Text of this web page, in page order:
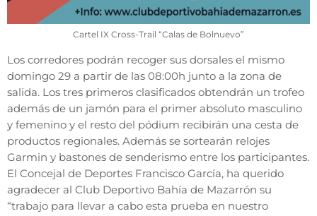
Cartel IX Cross-Trail “Calas de Bolnuevo”
Los corredores podrán recoger sus dorsales el mismo
domingo 29 a partir de las 08:00h junto a la zona de
salida. Los tres primeros clasificados obtendrán un trofeo
además de un jamón para el primer absoluto masculino
y femenino y el resto del pódium recibirán una cesta de
productos regionales. Además se sortearán relojes
Garmin y bastones de senderismo entre los participantes.
El Concejal de Deportes Francisco García, ha querido
agradecer al Club Deportivo Bahía de Mazarrón su
“trabajo para llevar a cabo esta prueba en nuestro